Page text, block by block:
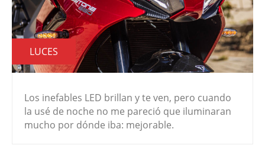
LUCES
Los inefables LED brillan y te ven, pero cuando
la usé de noche no me pareció que iluminaran
mucho por dónde iba: mejorable.